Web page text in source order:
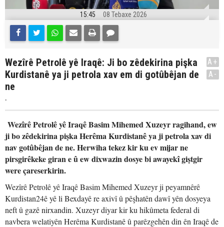
15:45 08 Tebaxe 2026
Wezîrê Petrolê yê Iraqê: Ji bo zêdekirina pişka
Kurdistanê ya ji petrola xav em di gotûbêjan de
ne
.
A+
A-
Wezîrê Petrolê yê Iraqê Basim Mihemed Xuzeyr ragihand, ew
ji bo zêdekirina pişka Herêma Kurdistanê ya ji petrola xav di
nav gotûbêjan de ne. Herwiha tekez kir ku ev mijar ne
pirsgirêkeke giran e û ew dixwazin dosye bi awayekî giştgir
were çareserkirin.
Wezîrê Petrolê yê Iraqê Basim Mihemed Xuzeyr ji peyamnêrê
Kurdistan24ê yê li Bexdayê re axivî û pêşhatên dawî yên dosyeya
neft û gazê nirxandin. Xuzeyr diyar kir ku hikûmeta federal di
navbera welatiyên Herêma Kurdistanê û parêzgehên din ên Iraqê de